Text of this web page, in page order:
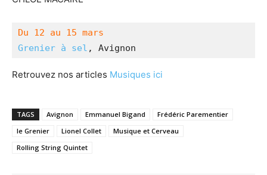
Du 12 au 15 mars
Grenier à sel , Avignon
Retrouvez nos articles Musiques ici
TAGS Avignon Emmanuel Bigand
Frédéric Parementier
le Grenier
Lionel Collet
Musique et Cerveau
Rolling String Quintet